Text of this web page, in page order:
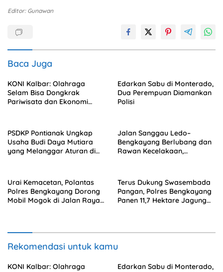
Editor: Gunawan
Baca Juga
KONI Kalbar: Olahraga
Selam Bisa Dongkrak
Pariwisata dan Ekonomi
Edarkan Sabu di Monterado,
Dua Perempuan Diamankan
Polisi
PSDKP Pontianak Ungkap
Usaha Budi Daya Mutiara
yang Melanggar Aturan di
Jalan Sanggau Ledo–
Bengkayang Berlubang dan
Rawan Kecelakaan,
Urai Kemacetan, Polantas
Polres Bengkayang Dorong
Mobil Mogok di Jalan Raya
Terus Dukung Swasembada
Pangan, Polres Bengkayang
Panen 11,7 Hektare Jagung
Rekomendasi untuk kamu
KONI Kalbar: Olahraga
Edarkan Sabu di Monterado,